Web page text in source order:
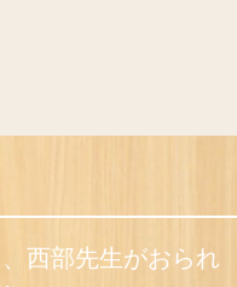
西部先生がおられ